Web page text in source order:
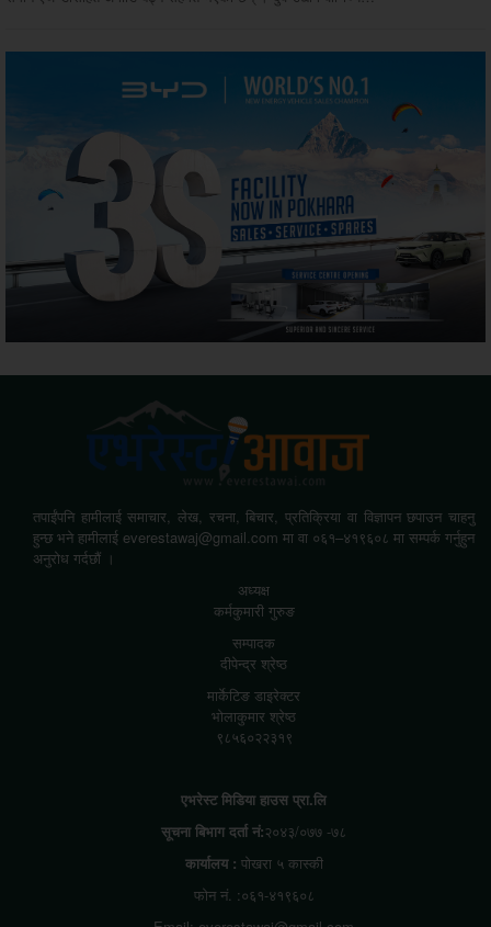
तपाईंपनि हामीलाई समाचार, लेख, रचना, बिचार, प्रतिक्रिया वा विज्ञापन छपाउन चाहनु
हुन्छ भने हामीलाई everestawaj@gmail.com मा वा ०६१–४१९६०८ मा सम्पर्क गर्नुहुन
अनुरोध गर्दछौं ।
अध्यक्ष
कर्मकुमारी गुरुङ
सम्पादक
दीपेन्द्र श्रेष्ठ
मार्केटिङ डाइरेक्टर
भोलाकुमार श्रेष्ठ
९८५६०२२३१९
एभरेस्ट मिडिया हाउस प्रा.लि
सूचना बिभाग दर्ता नं:२०४३/०७७ -७८
कार्यालय : पोखरा ५ कास्की
फोन नं. :०६१-४१९६०८